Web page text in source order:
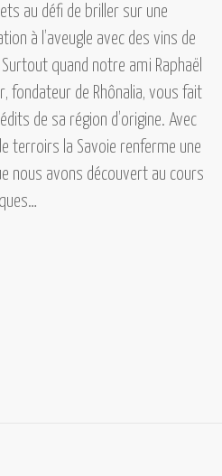
au défi de briller sur une
à l’aveugle avec desvins de
Surtout quand notre ami Raphaël
fondateur de Rhônalia, vous fait
de sa région d’origine. Avec
terroirs la Savoie renferme une
nous avons découvert au cours